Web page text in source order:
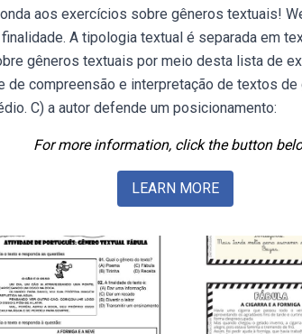
aos exercícios sobre gêneros textuais!
A tipologia textual é separada em
gêneros textuais por meio desta lista de
compreensão e interpretação de textos
C) a autor defende um posicionamento:
For more information, click the button
LEARN MORE